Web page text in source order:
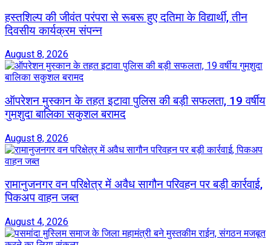
हस्तशिल्प की जीवंत परंपरा से रूबरू हुए दतिमा के विद्यार्थी, तीन
दिवसीय कार्यक्रम संपन्न
August 8, 2026
ऑपरेशन मुस्कान के तहत इटावा पुलिस की बड़ी सफलता, 19 वर्षीय
गुमशुदा बालिका सकुशल बरामद
August 8, 2026
रामानुजनगर वन परिक्षेत्र में अवैध सागौन परिवहन पर बड़ी कार्रवाई,
पिकअप वाहन जब्त
August 4, 2026